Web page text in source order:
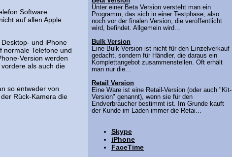
Software
auf allen Apple
und iPhone
normale Telefone und
Version werden
als auch die
so entweder von
Rück-Kamera die
Unter einer Beta Version versteht man ein
Programm, das sich in einer Testphase, also
noch vor der finalen Version, die veröffentlicht
wird, befindet. Allgemein wird...
Bulk Version
Eine Bulk-Version ist nicht für den Einzelverkauf
gedacht, sondern für Händler, die daraus ein
Komplettangebot zusammenstellen. Oft erhält
man nur die...
Retail Version
Eine Ware ist eine Retail-Version (oder auch "Kit-
Version" genannt), wenn sie für den
Endverbraucher bestimmt ist. Im Grunde kauft
der Kunde im Laden immer die Retai...
Skype
iPhone
FaceTime